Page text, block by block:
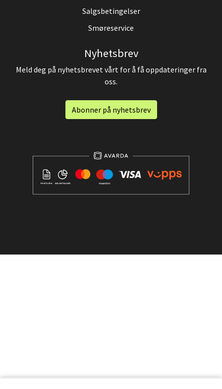
Salgsbetingelser
Smøreservice
Nyhetsbrev
Meld deg på nyhetsbrevet vårt for å få oppdateringer fra
oss.
Abonner på nyhetsbrev